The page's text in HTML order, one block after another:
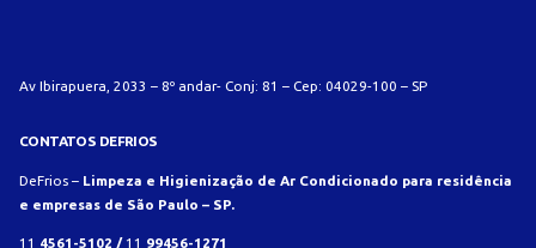
Av Ibirapuera, 2033 – 8º andar- Conj: 81 – Cep: 04029-100 – SP
CONTATOS DEFRIOS
DeFrios – Limpeza e Higienização de Ar Condicionado para residência
e empresas de São Paulo – SP.
11 4561-5102 / 11 99456-1271